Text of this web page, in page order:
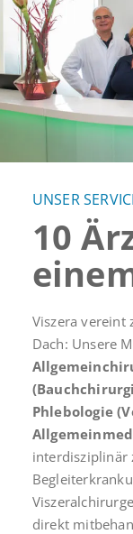
UNSER
10
Viszera vereint
Dach: Unsere
Phlebologie
interdisziplinär
direkt